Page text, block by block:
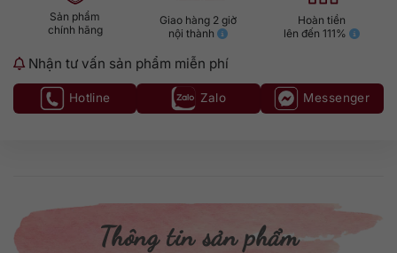
Sản phẩm
chính hãng
Giao hàng 2 giờ
nội thành
Hoàn tiền
lên đến 111%
Nhận tư vấn sản phẩm miễn phí
Hotline Zalo Messenger
Thông tin sản phẩm